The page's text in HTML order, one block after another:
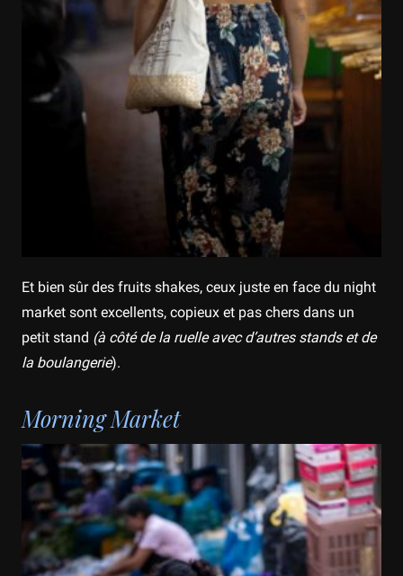
Et bien sûr des fruits shakes, ceux juste en face du night
market sont excellents, copieux et pas chers dans un
petit stand (à côté de la ruelle avec d’autres stands et de
la boulangerie).
Morning Market